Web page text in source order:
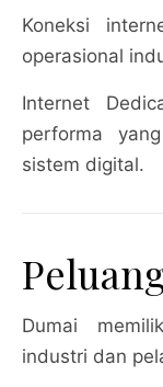
Koneksi
operasional
Internet
performa
sistem digital.
Dumai
industri dan